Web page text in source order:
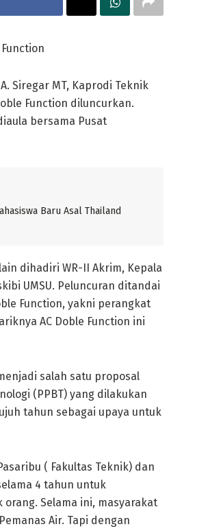
Siregar MT, Kaprodi Teknik
Function diluncurkan.
bersama Pusat
Baru Asal Thailand
dihadiri WR-II Akrim, Kepala
UMSU. Peluncuran ditandai
Function, yakni perangkat
AC Doble Function ini
salah satu proposal
(PPBT) yang dilakukan
tahun sebagai upaya untuk
( Fakultas Teknik) dan
4 tahun untuk
Selama ini, masyarakat
Air. Tapi dengan